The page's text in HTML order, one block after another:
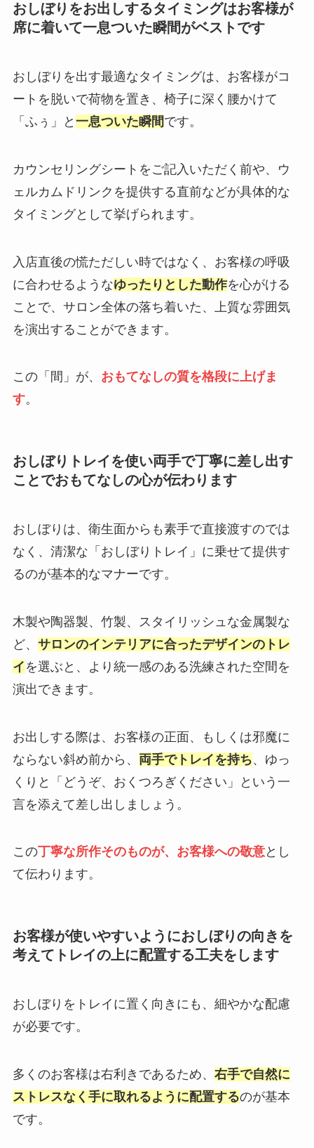
おしぼりをお出しするタイミングはお客様が
席に着いて一息ついた瞬間がベストです
おしぼりを出す最適なタイミングは、お客様がコ
ートを脱いで荷物を置き、椅子に深く腰かけて
「ふぅ」と 一息ついた瞬間です。
カウンセリングシートをご記入いただく前や、ウ
ェルカムドリンクを提供する直前などが具体的な
タイミングとして挙げられます。
入店直後の慌ただしい時ではなく、お客様の呼吸
に合わせるようなゆったりとした動作を心がける
ことで、サロン全体の落ち着いた、上質な雰囲気
を演出することができます。
この「間」が、 おもてなしの質を格段に上げま
す。
おしぼりトレイを使い両手で丁寧に差し出す
ことでおもてなしの心が伝わります
おしぼりは、衛生面からも素手で直接渡すのでは
なく、清潔な「おしぼりトレイ」に乗せて提供す
るのが基本的なマナーです。
木製や陶器製、竹製、スタイリッシュな金属製な
ど、 サロンのインテリアに合ったデザインのトレ
イ を選ぶと、より統一感のある洗練された空間を
演出できます。
お出しする際は、お客様の正面、もしくは邪魔に
ならない斜め前から、 両手でトレイを持ち、ゆっ
くりと「どうぞ、おくつろぎください」という一
言を添えて差し出しましょう。
この丁寧な所作そのものが、お客様への敬意とし
て伝わります。
お客様が使いやすいようにおしぼりの向きを
考えてトレイの上に配置する工夫をします
おしぼりをトレイに置く向きにも、細やかな配慮
が必要です。
多くのお客様は右利きであるため、 右手で自然に
ストレスなく手に取れるように配置するのが基本
です。